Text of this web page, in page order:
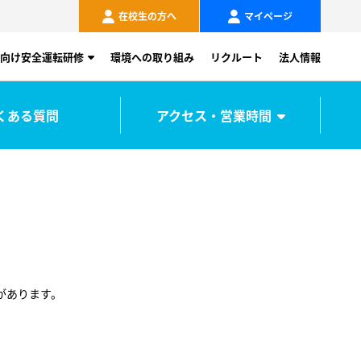
在校生の方へ マイページ
け安全運転研修 環境への取り組み リクルート 法人情報
ある質問 アクセス・営業時間
ります。